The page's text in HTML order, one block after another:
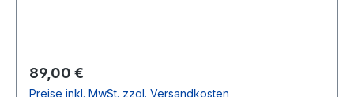
Anthrazit meliertLEVE 5 FIVE (SLIM FIT)Leichte
QualtitätV-Ausschnitt85 % Schurwolle 15 %
Regulärer Preis:
89,00 €
Preise inkl. MwSt. zzgl. Versandkosten